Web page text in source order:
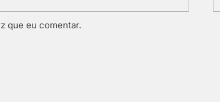
que eu comentar.